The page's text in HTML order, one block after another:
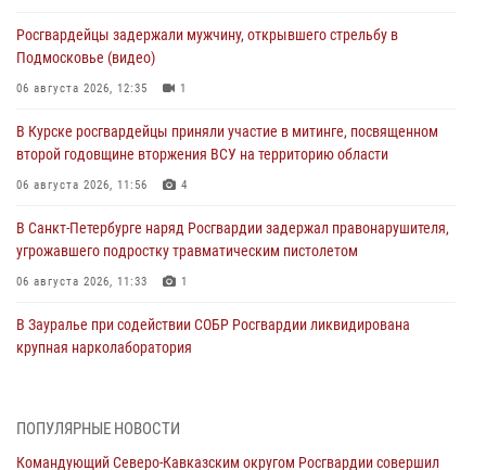
Росгвардейцы задержали мужчину, открывшего стрельбу в
Подмосковье (видео)
06 августа 2026, 12:35 1
В Курске росгвардейцы приняли участие в митинге, посвященном
второй годовщине вторжения ВСУ на территорию области
06 августа 2026, 11:56 4
В Санкт-Петербурге наряд Росгвардии задержал правонарушителя,
угрожавшего подростку травматическим пистолетом
06 августа 2026, 11:33 1
В Зауралье при содействии СОБР Росгвардии ликвидирована
крупная нарколаборатория
В Москве росгвардейцы задержали троих мужчин, устроивших
ПОПУЛЯРНЫЕ НОВОСТИ
Командующий Северо-Кавказским округом Росгвардии совершил